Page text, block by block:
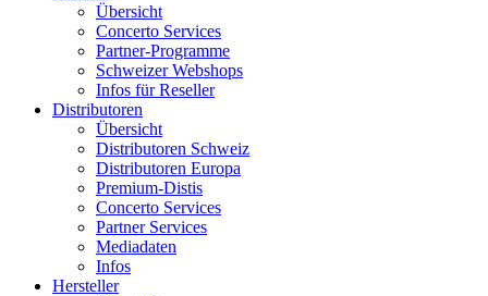
Übersicht
Concerto Services
Partner-Programme
Schweizer Webshops
Infos für Reseller
Distributoren
Übersicht
Distributoren Schweiz
Distributoren Europa
Premium-Distis
Concerto Services
Partner Services
Mediadaten
Infos
Hersteller